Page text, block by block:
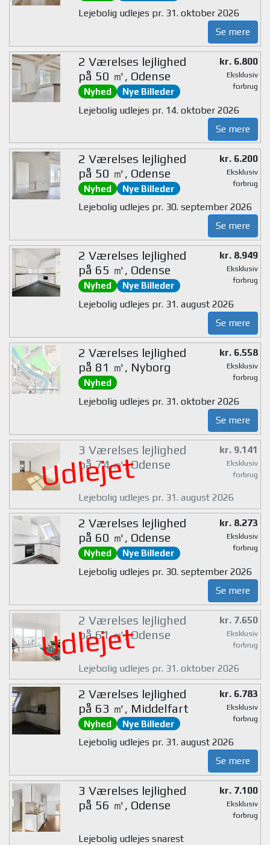
Lejebolig udlejes pr. 31. oktober 2026
Se mere
2 Værelses lejlighed
på 50 ㎡, Odense
Nyhed Nye Billeder
kr. 6.800
Eksklusiv
forbrug
Lejebolig udlejes pr. 14. oktober 2026
Se mere
2 Værelses lejlighed
på 50 ㎡, Odense
Nyhed Nye Billeder
kr. 6.200
Eksklusiv
forbrug
Lejebolig udlejes pr. 30. september 2026
Se mere
2 Værelses lejlighed
på 65 ㎡, Odense
Nyhed Nye Billeder
kr. 8.949
Eksklusiv
forbrug
Lejebolig udlejes pr. 31. august 2026
Se mere
2 Værelses lejlighed
på 81 ㎡, Nyborg
Nyhed
kr. 6.558
Eksklusiv
forbrug
Lejebolig udlejes pr. 31. oktober 2026
Se mere
Udlejet
3 Værelses lejlighed
på 74 ㎡, Odense
kr. 9.141
Eksklusiv
forbrug
Lejebolig udlejes pr. 31. august 2026
2 Værelses lejlighed
på 60 ㎡, Odense
Nyhed Nye Billeder
kr. 8.273
Eksklusiv
forbrug
Lejebolig udlejes pr. 30. september 2026
Se mere
Udlejet
2 Værelses lejlighed
på 61 ㎡, Odense
kr. 7.650
Eksklusiv
forbrug
Lejebolig udlejes pr. 31. oktober 2026
2 Værelses lejlighed
på 63 ㎡, Middelfart
Nyhed Nye Billeder
kr. 6.783
Eksklusiv
forbrug
Lejebolig udlejes pr. 31. august 2026
Se mere
3 Værelses lejlighed
på 56 ㎡, Odense
kr. 7.100
Eksklusiv
forbrug
Lejebolig udlejes snarest